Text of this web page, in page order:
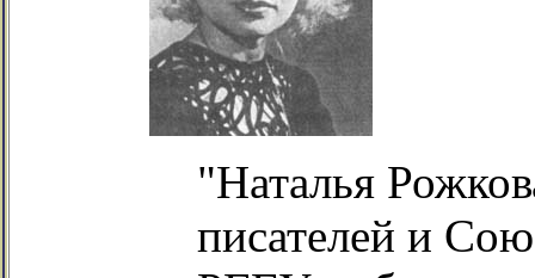
"Наталья
писателей и